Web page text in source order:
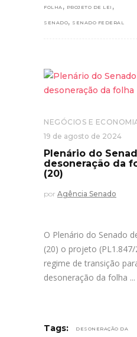
FOLHA , PROJETO DE LEI ,
SENADO, SENADO FEDERAL
NEGÓCIOS E
19 de agosto de 2024
Plenário do
desoneração da
(20)
por Agência Senado
O Plenário do Senado
(20) o projeto
regime de transição
desoneração da folha
Tags: DESONERAÇÃO DA